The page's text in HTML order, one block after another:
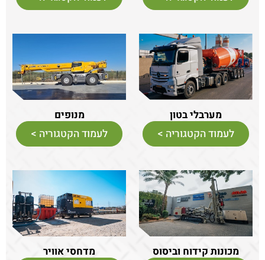
מערבלי בטון
לעמוד הקטגוריה >
מנופים
לעמוד הקטגוריה >
מכונות קידוח וביסוס
מדחסי אוויר